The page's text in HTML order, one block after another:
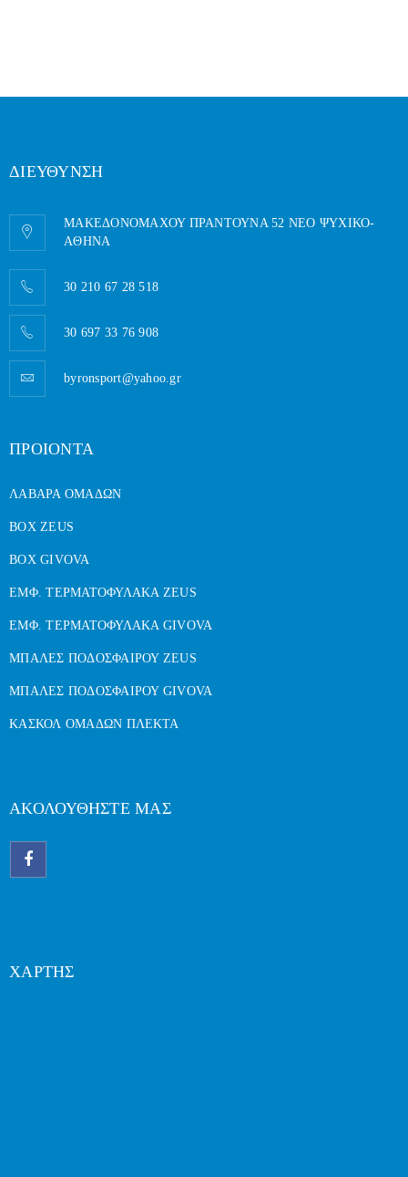
ΔΙΕΥΘΥΝΣΗ
ΜΑΚΕΔΟΝΟΜΑΧΟΥ ΠΡΑΝΤΟΥΝΑ 52 ΝΕΟ ΨΥΧΙΚΟ-
AΘΗΝΑ
30 210 67 28 518
30 697 33 76 908
byronsport@yahoo.gr
ΠΡΟΙΟΝΤΑ
ΛΑΒΑΡΑ ΟΜΑΔΩΝ
BOX ZEUS
BOX GIVOVA
ΕΜΦ. ΤΕΡΜΑΤΟΦΥΛΑΚΑ ZEUS
ΕΜΦ. ΤΕΡΜΑΤΟΦΥΛΑΚΑ GIVOVA
ΜΠΑΛΕΣ ΠΟΔΟΣΦΑΙΡΟΥ ZEUS
ΜΠΑΛΕΣ ΠΟΔΟΣΦΑΙΡΟΥ GIVOVA
ΚΑΣΚΟΛ ΟΜΑΔΩΝ ΠΛΕΚΤΑ
ΑΚΟΛΟΥΘΗΣΤΕ ΜΑΣ
ΧΑΡΤΗΣ